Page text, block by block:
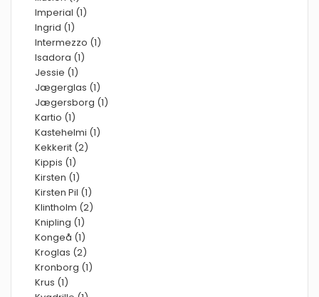
Imperial (1)
Ingrid (1)
Intermezzo (1)
Isadora (1)
Jessie (1)
Jægerglas (1)
Jægersborg (1)
Kartio (1)
Kastehelmi (1)
Kekkerit (2)
Kippis (1)
Kirsten (1)
Kirsten Pil (1)
Klintholm (2)
Knipling (1)
Kongeå (1)
Kroglas (2)
Kronborg (1)
Krus (1)